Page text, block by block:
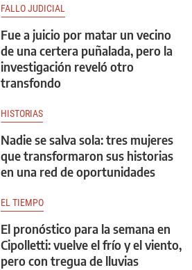
FALLO JUDICIAL
Fue a juicio por matar un vecino
de una certera puñalada, pero la
investigación reveló otro
transfondo
HISTORIAS
Nadie se salva sola: tres mujeres
que transformaron sus historias
en una red de oportunidades
EL TIEMPO
El pronóstico para la semana en
Cipolletti: vuelve el frío y el viento,
pero con tregua de lluvias